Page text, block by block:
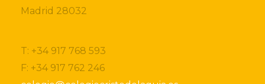
Madrid 28032
T: +34 917 768 593
F: +34 917 762 246